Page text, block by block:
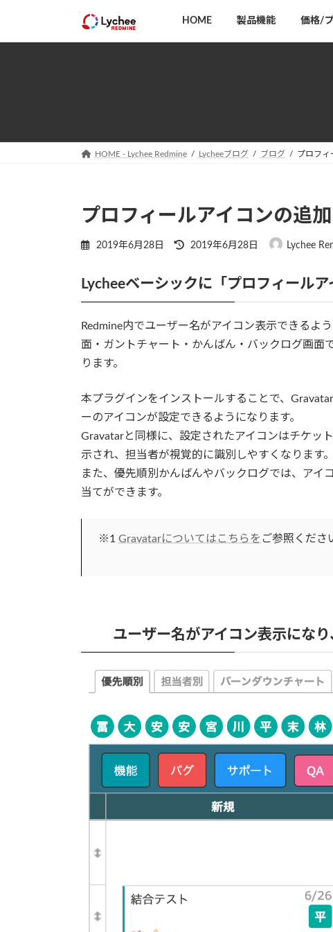
テ
ッ
ゲ
移
HOME 製品機能 価格/
HOME - Lychee Redmine Lycheeブログ ブログ プロフィ
プロフィールアイコンの追加
2019年6月28日
最
新
日
:
2019年6月28日 Lychee
Lycheeベーシックに「プロフィール
Redmine内でユーザー名がアイコン表示できるよ
面・ガントチャート・かんばん・バックログ画面
ります。
本プラグインをインストールすることで、
ーのアイコンが設定できるようになります。
Gravatarと同様に、設定されたアイコンはチケ
示され、担当者が視覚的に識別しやすくなります。
また、優先順別かんばんやバックログでは、アイ
当てができます。
※1 Gravatarについてはこちらを ご参照くださ
ユーザー名がアイコン表示にな